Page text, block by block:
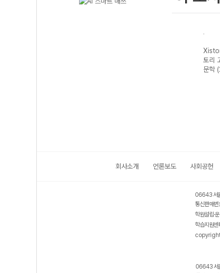
토리
문학
회사소개 언론보도 사회공헌
06643 서
통신판매
학원설립·
학습지원
06643 서